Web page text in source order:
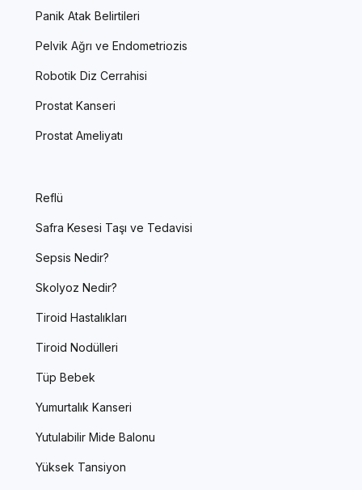
Panik Atak Belirtileri
Pelvik Ağrı ve Endometriozis
Robotik Diz Cerrahisi
Prostat Kanseri
Prostat Ameliyatı
Reflü
Safra Kesesi Taşı ve Tedavisi
Sepsis Nedir?
Skolyoz Nedir?
Tiroid Hastalıkları
Tiroid Nodülleri
Tüp Bebek
Yumurtalık Kanseri
Yutulabilir Mide Balonu
Yüksek Tansiyon